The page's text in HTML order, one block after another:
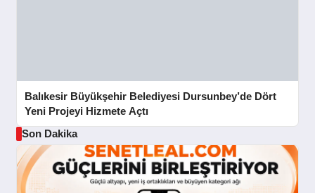
Balıkesir Büyükşehir Belediyesi Dursunbey’de Dört
Yeni Projeyi Hizmete Açtı
Son Dakika